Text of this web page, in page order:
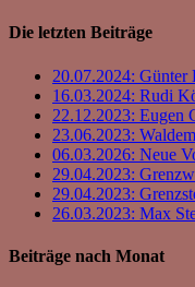
Die letzten Beiträge
20.07.2024: Günter
16.03.2024: Rudi
22.12.2023: Eugen
23.06.2023:
06.03.2026: Neue
29.04.2023:
29.04.2023:
26.03.2023: Max
Beiträge nach Monat